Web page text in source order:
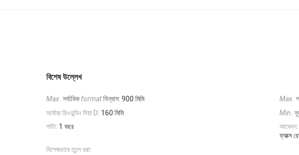
বিশেষ উল্লেখ
Max. সর্বাধিক formatবিন্যাস: 900 মিমি Max.
সর্বোচ্চ রিওয়ন্ডিং দিয়া D: 160 মিমি Min.
পাটা: 1 বছর
আবেদন:
ফ্যাক্স
বিশেষভাবে তুলে ধরা: